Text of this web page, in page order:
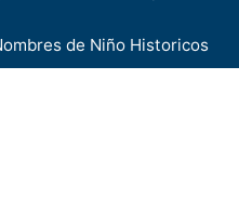
de Niño Historicos